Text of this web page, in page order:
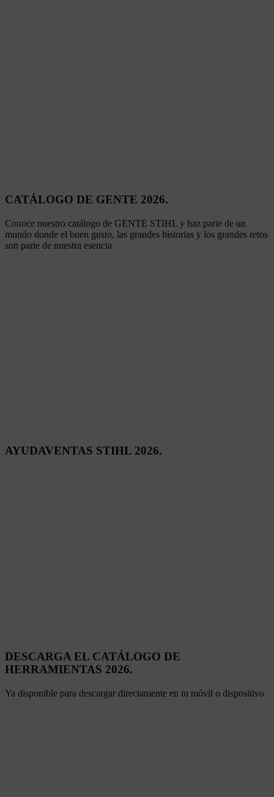
CATÁLOGO DE GENTE 2026.
Conoce nuestro catálogo de GENTE STIHL y haz parte de un
mundo donde el buen gusto, las grandes historias y los grandes retos
son parte de nuestra esencia
AYUDAVENTAS STIHL 2026.
DESCARGA EL CATÁLOGO DE
HERRAMIENTAS 2026.
Ya disponible para descargar directamente en tu móvil o dispositivo.